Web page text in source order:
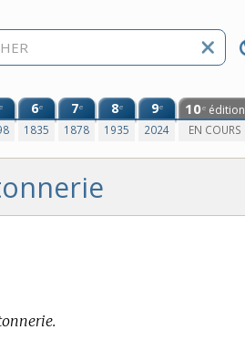
e 6e
1835
7e
1878
8e
1935
9e
2024
10e édition
EN COURS